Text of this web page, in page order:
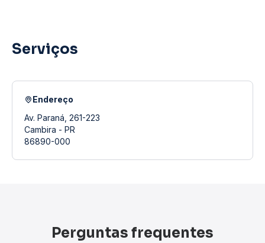
Serviços
Endereço
Av. Paraná, 261-223
Cambira - PR
86890-000
Perguntas frequentes